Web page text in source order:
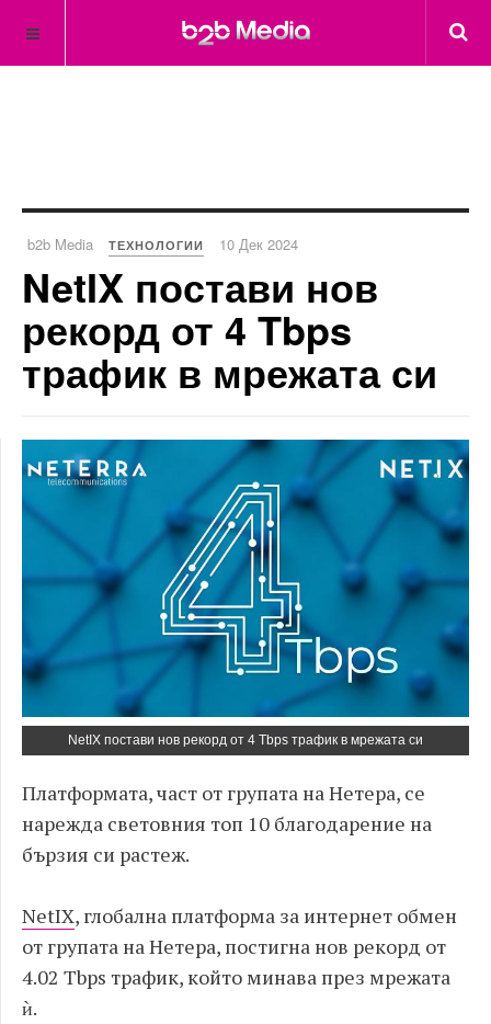
b2b Media ТЕХНОЛОГИИ 10 Дек 2024
NetIX постави нов
рекорд от 4 Tbps
трафик в мрежата си
NetIX постави нов рекорд от 4 Tbps трафик в мрежата си
Платформата, част от групата на Нетера, се
нарежда световния топ 10 благодарение на
бързия си растеж.
NetIX, глобална платформа за интернет обмен
от групата на Нетера, постигна нов рекорд от
4.02 Tbps трафик, който минава през мрежата
ѝ.